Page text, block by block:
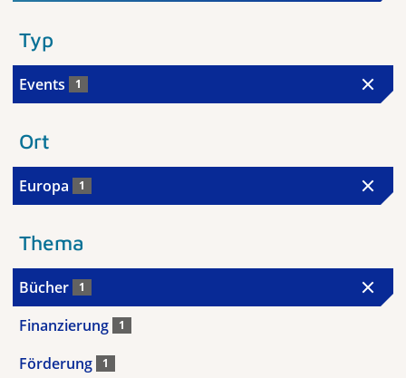
Typ
Events 1
Ort
Europa 1
Thema
Bücher 1
Finanzierung 1
Förderung 1